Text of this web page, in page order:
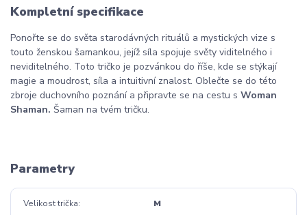
Kompletní specifikace
Ponořte se do světa starodávných rituálů a mystických vize s
touto ženskou šamankou, jejíž síla spojuje světy viditelného i
neviditelného. Toto tričko je pozvánkou do říše, kde se stýkají
magie a moudrost, síla a intuitivní znalost. Oblečte se do této
zbroje duchovního poznání a připravte se na cestu s Woman
Shaman. Šaman na tvém tričku.
Parametry
Velikost trička M